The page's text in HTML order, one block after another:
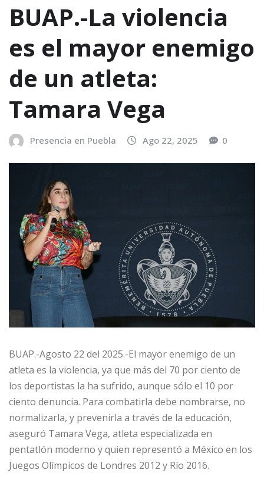
BUAP.-La violencia
es el mayor enemigo
de un atleta:
Tamara Vega
Presencia en Puebla Ago 22, 2025 0
BUAP.-Agosto 22 del 2025.-El mayor enemigo de un
atleta es la violencia, ya que más del 70 por ciento de
los deportistas la ha sufrido, aunque sólo el 10 por
ciento denuncia. Para combatirla debe nombrarse, no
normalizarla, y prevenirla a través de la educación,
aseguró Tamara Vega, atleta especializada en
pentatlón moderno y quien representó a México en los
Juegos Olímpicos de Londres 2012 y Río 2016.